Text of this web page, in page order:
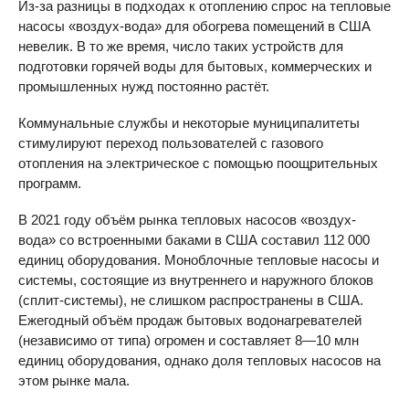
Из-за разницы в подходах к отоплению спрос на тепловые
насосы «воздух-вода» для обогрева помещений в США
невелик. В то же время, число таких устройств для
подготовки горячей воды для бытовых, коммерческих и
промышленных нужд постоянно растёт.
Коммунальные службы и некоторые муниципалитеты
стимулируют переход пользователей с газового
отопления на электрическое с помощью поощрительных
программ.
В 2021 году объём рынка тепловых насосов «воздух-
вода» со встроенными баками в США составил 112 000
единиц оборудования. Моноблочные тепловые насосы и
системы, состоящие из внутреннего и наружного блоков
(сплит-системы), не слишком распространены в США.
Ежегодный объём продаж бытовых водонагревателей
(независимо от типа) огромен и составляет 8—10 млн
единиц оборудования, однако доля тепловых насосов на
этом рынке мала.